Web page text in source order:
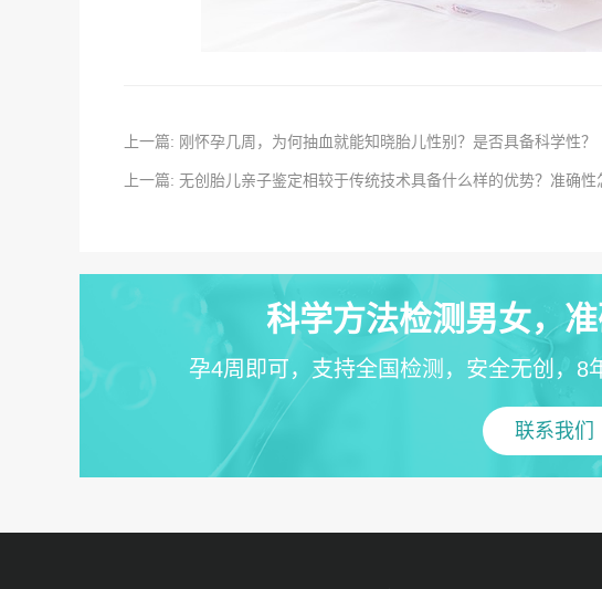
上一篇: 刚怀孕几周，为何抽血就能知晓胎儿性别？是否具备科学性？
上一篇: 无创胎儿亲子鉴定相较于传统技术具备什么样的优势？准确性
科学方法检测男女，
孕4周即可，支持全国检测，安全无创，8
联系我们